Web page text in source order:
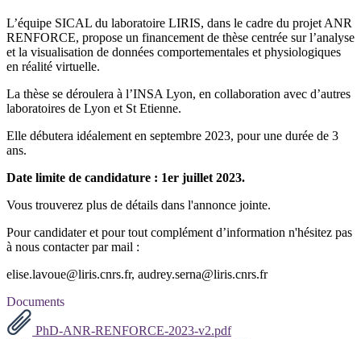
L’équipe SICAL du laboratoire LIRIS, dans le cadre du projet ANR
RENFORCE, propose un financement de thèse centrée sur l’analyse
et la visualisation de données comportementales et physiologiques
en réalité virtuelle.
La thèse se déroulera à l’INSA Lyon, en collaboration avec d’autres
laboratoires de Lyon et St Etienne.
Elle débutera idéalement en septembre 2023, pour une durée de 3
ans.
Date limite de candidature : 1er juillet 2023.
Vous trouverez plus de détails dans l'annonce jointe.
Pour candidater et pour tout complément d’information n'hésitez pas
à nous contacter par mail :
elise.lavoue@liris.cnrs.fr, audrey.serna@liris.cnrs.fr
Documents
PhD-ANR-RENFORCE-2023-v2.pdf